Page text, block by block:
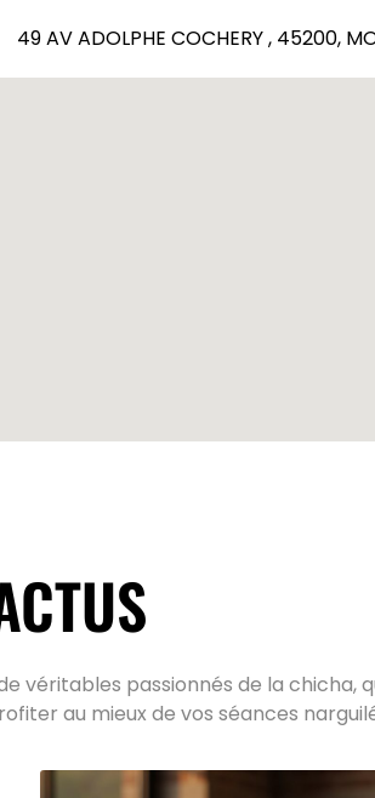
49 AV ADOLPHE COCHERY , 45200,
véritables passionnés de la chicha,
au mieux de vos séances